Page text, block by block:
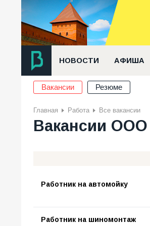
НОВОСТИ АФИША
Вакансии Резюме
Главная Работа Все вакансии
Вакансии
Работник на автомойку
Работник на шиномонтаж